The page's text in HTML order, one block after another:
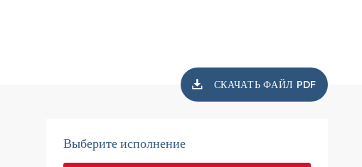
СКАЧАТЬ ФАЙЛ PDF
Выберите исполнение